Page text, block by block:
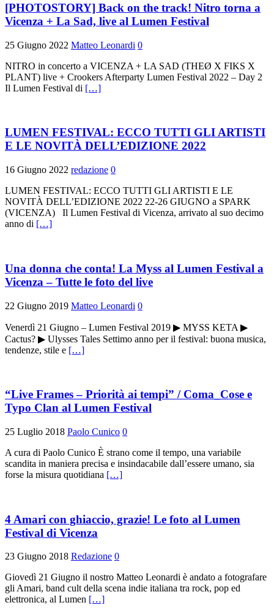
[PHOTOSTORY] Back on the track! Nitro torna a
Vicenza + La Sad, live al Lumen Festival
25 Giugno 2022 Matteo Leonardi 0
NITRO in concerto a VICENZA + LA SAD (THEØ X FIKS X
PLANT) live + Crookers Afterparty Lumen Festival 2022 – Day 2
Il Lumen Festival di […]
LUMEN FESTIVAL: ECCO TUTTI GLI ARTISTI
E LE NOVITÀ DELL’EDIZIONE 2022
16 Giugno 2022 redazione 0
LUMEN FESTIVAL: ECCO TUTTI GLI ARTISTI E LE
NOVITÀ DELL’EDIZIONE 2022 22-26 GIUGNO a SPARK
(VICENZA) Il Lumen Festival di Vicenza, arrivato al suo decimo
anno di […]
Una donna che conta! La Myss al Lumen Festival a
Vicenza – Tutte le foto del live
22 Giugno 2019 Matteo Leonardi 0
Venerdì 21 Giugno – Lumen Festival 2019 ▶ MYSS KETA ▶
Cactus? ▶ Ulysses Tales Settimo anno per il festival: buona musica,
tendenze, stile e […]
“Live Frames – Priorità ai tempi” / Coma_Cose e
Typo Clan al Lumen Festival
25 Luglio 2018 Paolo Cunico 0
A cura di Paolo Cunico È strano come il tempo, una variabile
scandita in maniera precisa e insindacabile dall’essere umano, sia
forse la misura quotidiana […]
4 Amari con ghiaccio, grazie! Le foto al Lumen
Festival di Vicenza
23 Giugno 2018 Redazione 0
Giovedì 21 Giugno il nostro Matteo Leonardi è andato a fotografare
gli Amari, band cult della scena indie italiana tra rock, pop ed
elettronica, al Lumen […]